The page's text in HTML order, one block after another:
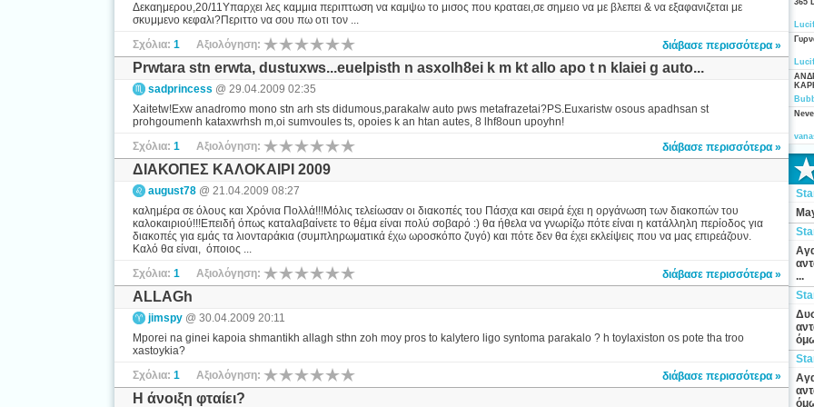
Δεκαημερου,20/11Υπαρχει λες καμμια περιπτωση να καμψω το μισος που κραταει,σε σημειο να με βλεπει & να εξαφανιζεται με
σκυμμενο κεφαλι?Περιττο να σου πω οτι τον ...
διάβασε περισσότερα »
Σχόλια: 1 Αξιολόγηση:
Prwtara stn erwta, dustuxws...euelpisth n asxolh8ei k m kt allo apo t n klaiei g auto...
sadprincess @ 29.04.2009 02:35
Xaitetw!Exw anadromo mono stn arh sts didumous,parakalw auto pws metafrazetai?PS.Euxaristw osous apadhsan st
prohgoumenh kataxwrhsh m,oi sumvoules ts, opoies k an htan autes, 8 lhf8oun upoyhn!
διάβασε περισσότερα »
Σχόλια: 1 Αξιολόγηση:
ΔΙΑΚΟΠΕΣ ΚΑΛΟΚΑΙΡΙ 2009
august78 @ 21.04.2009 08:27
καλημέρα σε όλους και Χρόνια Πολλά!!!Μόλις τελείωσαν οι διακοπές του Πάσχα και σειρά έχει η οργάνωση των διακοπών του
καλοκαιριού!!!Επειδή όπως καταλαβαίνετε το θέμα είναι πολύ σοβαρό :) θα ήθελα να γνωρίζω πότε είναι η κατάλληλη περίοδος για
διακοπές για εμάς τα λιονταράκια (συμπληρωματικά έχω ωροσκόπο ζυγό) και πότε δεν θα έχει εκλείψεις που να μας επιρεάζουν.
Καλό θα είναι, όποιος ...
διάβασε περισσότερα »
Σχόλια: 1 Αξιολόγηση:
ALLAGh
jimspy @ 30.04.2009 20:11
Mporei na ginei kapoia shmantikh allagh sthn zoh moy pros to kalytero ligo syntoma parakalo ? h toylaxiston os pote tha troo
xastoykia?
διάβασε περισσότερα »
Σχόλια: 1 Αξιολόγηση:
Η άνοιξη φταίει?
365
...